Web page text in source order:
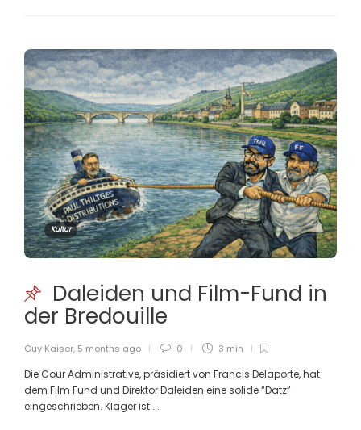
Kultur
Daleiden und Film-Fund in
der Bredouille
Guy Kaiser, 5 months ago 0 3 min
Die Cour Administrative, präsidiert von Francis Delaporte, hat
dem Film Fund und Direktor Daleiden eine solide “Datz”
eingeschrieben. Kläger ist ...